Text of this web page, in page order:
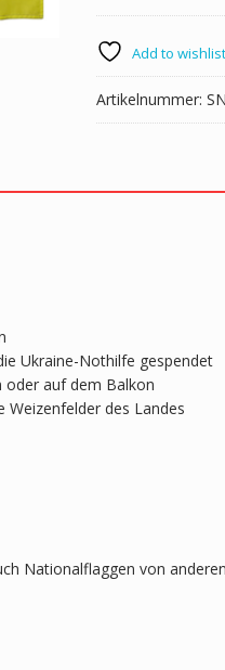
150
cm
inkl.
Spende
Add to wishlist
Artikelnummer:
Ukraine-Nothilfe gespendet
oder auf dem Balkon
Weizenfelder des Landes
Nationalflaggen von